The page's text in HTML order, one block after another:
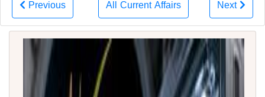
Previous All Current Affairs Next